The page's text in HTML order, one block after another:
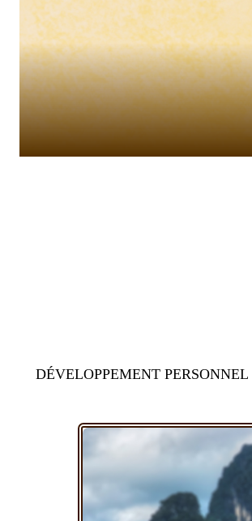
DÉVELOPPEMENT PERSONNEL